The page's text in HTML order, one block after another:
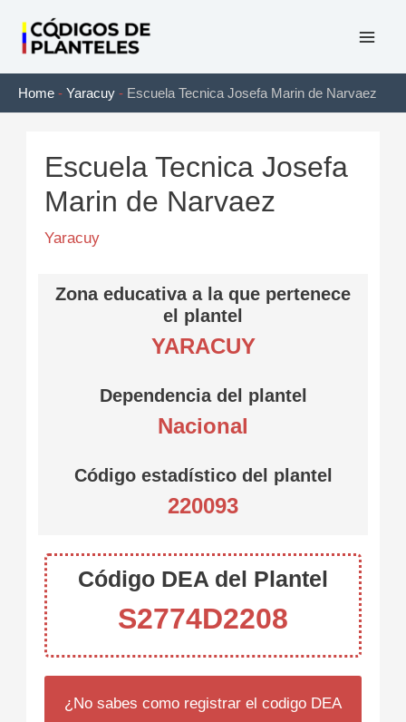
contenido
Home - Yaracuy - Escuela Tecnica Josefa Marin de Narvaez
Escuela Tecnica Josefa
Marin de Narvaez
Yaracuy
Zona educativa a la que pertenece
el plantel
YARACUY
Dependencia del plantel
Nacional
Código estadístico del plantel
220093
Código DEA del Plantel
S2774D2208
¿No sabes como registrar el codigo DEA